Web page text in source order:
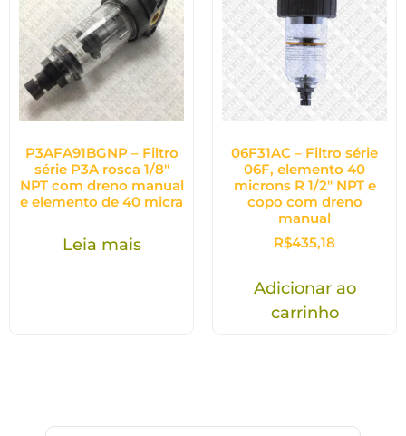
P3AFA91BGNP – Filtro
série P3A rosca 1/8″
NPT com dreno manual
e elemento de 40 micra
Leia mais
06F31AC – Filtro série
06F, elemento 40
microns R 1/2″ NPT e
copo com dreno
manual
R$435,18
Adicionar ao
carrinho